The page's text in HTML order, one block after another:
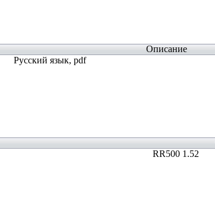
Описание
Русский язык, pdf
RR500 1.52